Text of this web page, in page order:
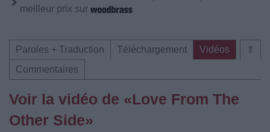
meilleur prix sur
⇑
Paroles + Traduction Téléchargement
Vidéos
Commentaires
Voir la vidéo de «Love From The
Other Side»